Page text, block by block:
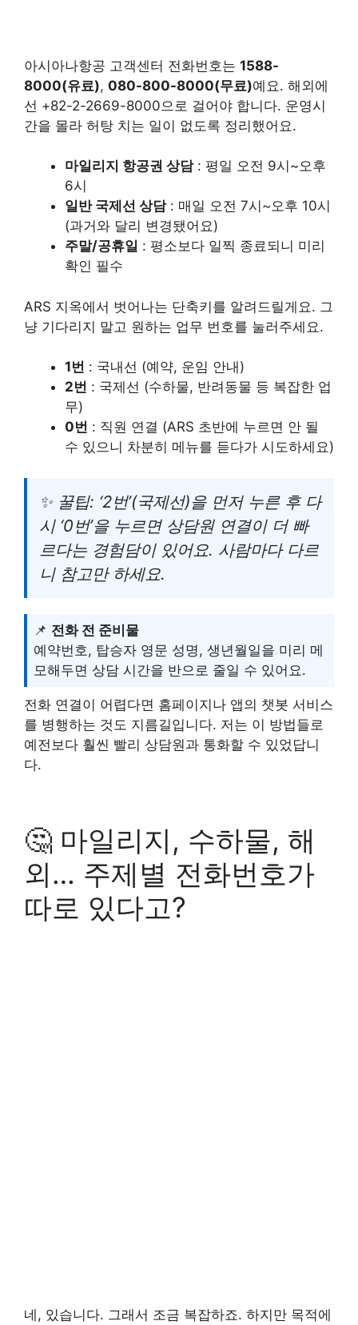
아시아나항공 고객센터 전화번호는 1588-
8000(유료), 080-800-8000(무료)예요. 해외에
선 +82-2-2669-8000으로 걸어야 합니다. 운영시
간을 몰라 허탕 치는 일이 없도록 정리했어요.
마일리지 항공권 상담: 평일 오전 9시~오후
6시
일반 국제선 상담: 매일 오전 7시~오후 10시
(과거와 달리 변경됐어요)
주말/공휴일 : 평소보다 일찍 종료되니 미리
확인 필수
ARS 지옥에서 벗어나는 단축키를 알려드릴게요. 그
냥 기다리지 말고 원하는 업무 번호를 눌러주세요.
1번 : 국내선 (예약, 운임 안내)
2번 : 국제선 (수하물, 반려동물 등 복잡한 업
무)
0번 : 직원 연결 (ARS 초반에 누르면 안 될
수 있으니 차분히 메뉴를 듣다가 시도하세요)
✨ 꿀팁: ‘2번’(국제선)을 먼저 누른 후 다
시 ‘0번’을 누르면 상담원 연결이 더 빠
르다는 경험담이 있어요. 사람마다 다르
니 참고만 하세요.
📌 전화 전 준비물
예약번호, 탑승자 영문 성명, 생년월일을 미리 메
모해두면 상담 시간을 반으로 줄일 수 있어요.
전화 연결이 어렵다면 홈페이지나 앱의 챗봇 서비스
를 병행하는 것도 지름길입니다. 저는 이 방법들로
예전보다 훨씬 빨리 상담원과 통화할 수 있었답니
다.
🤔 마일리지, 수하물, 해
외… 주제별 전화번호가
따로 있다고?
네, 있습니다. 그래서 조금 복잡하죠. 하지만 목적에